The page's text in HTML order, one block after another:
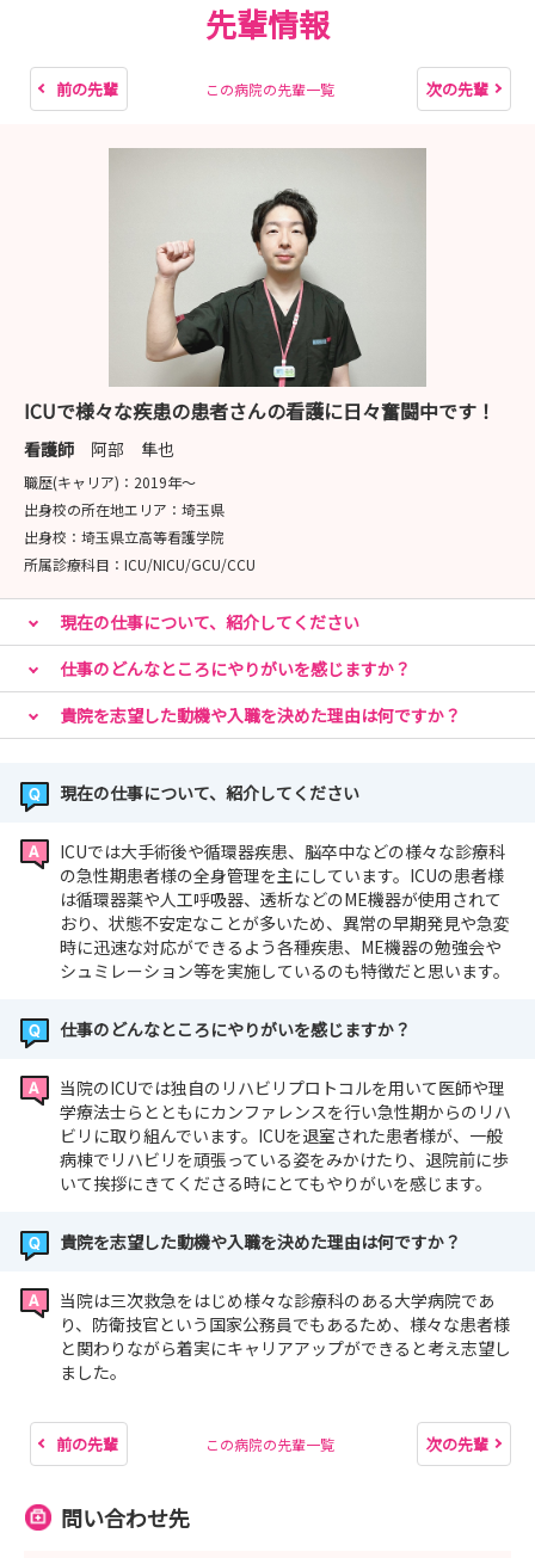
先輩情報
前の先輩 この病院の先輩一覧 次の先輩
ICUで様々な疾患の患者さんの看護に日々奮闘中です！
看護師 阿部 隼也
職歴(キャリア)： 2019年〜
出身校の所在地エリア： 埼玉県
出身校： 埼玉県立高等看護学院
所属診療科目： ICU/NICU/GCU/CCU
現在の仕事について、紹介してください
仕事のどんなところにやりがいを感じますか？
貴院を志望した動機や入職を決めた理由は何ですか？
現在の仕事について、紹介してください
ICUでは大手術後や循環器疾患、脳卒中などの様々な診療科
の急性期患者様の全身管理を主にしています。ICUの患者様
は循環器薬や人工呼吸器、透析などのME機器が使用されて
おり、状態不安定なことが多いため、異常の早期発見や急変
時に迅速な対応ができるよう各種疾患、ME機器の勉強会や
シュミレーション等を実施しているのも特徴だと思います。
仕事のどんなところにやりがいを感じますか？
当院のICUでは独自のリハビリプロトコルを用いて医師や理
学療法士らとともにカンファレンスを行い急性期からのリハ
ビリに取り組んでいます。ICUを退室された患者様が、一般
病棟でリハビリを頑張っている姿をみかけたり、退院前に歩
いて挨拶にきてくださる時にとてもやりがいを感じます。
貴院を志望した動機や入職を決めた理由は何ですか？
当院は三次救急をはじめ様々な診療科のある大学病院であ
り、防衛技官という国家公務員でもあるため、様々な患者様
と関わりながら着実にキャリアアップができると考え志望し
ました。
前の先輩 この病院の先輩一覧 次の先輩
問い合わせ先